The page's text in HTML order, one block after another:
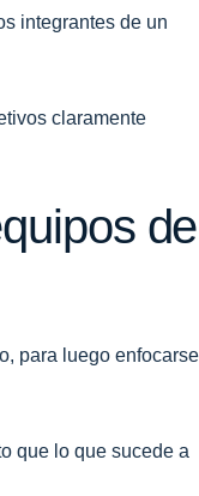
integrantes de un
claramente
de
para luego
que lo que sucede a